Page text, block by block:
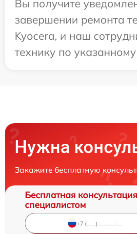
Вы получите
завершении ремонта
Kyocera, и наш
технику по
Нужна
Закажите бесплатную
Бесплатная
специалистом